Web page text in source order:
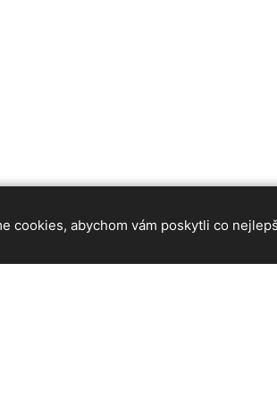
cookies, abychom vám poskytli co